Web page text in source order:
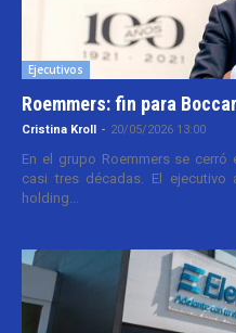
Ejecutivos
Roemmers: fin para
Cristina Kroll - 20/05/2026 13:00
En el grupo Roemmers se
casi tres décadas. El ejecutivo
holding...